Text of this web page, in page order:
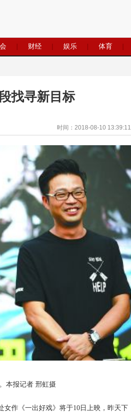
| 财经 | 娱乐 | 体育 |
找寻新目标
时间：2018-08-10 13:39:11
本报记者 邢虹摄
女作《一出好戏》将于10日上映，昨天下